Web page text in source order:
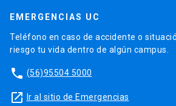
EMERGENCIAS UC
Teléfono en caso de accidente o
riesgo tu vida dentro de algún campus.
phone (56)95504 5000
launch Ir al sitio de Emergencias